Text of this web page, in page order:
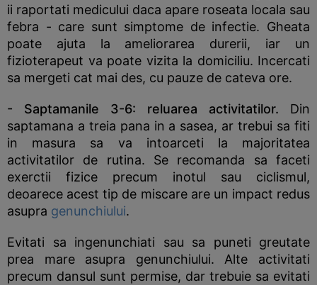
ii raportati medicului daca apare roseata locala sau
febra - care sunt simptome de infectie. Gheata
poate ajuta la ameliorarea durerii, iar un
fizioterapeut va poate vizita la domiciliu. Incercati
sa mergeti cat mai des, cu pauze de cateva ore.
- Saptamanile 3-6: reluarea activitatilor. Din
saptamana a treia pana in a sasea, ar trebui sa fiti
in masura sa va intoarceti la majoritatea
activitatilor de rutina. Se recomanda sa faceti
exerctii fizice precum inotul sau ciclismul,
deoarece acest tip de miscare are un impact redus
asupra genunchiului.
Evitati sa ingenunchiati sau sa puneti greutate
prea mare asupra genunchiului. Alte activitati
precum dansul sunt permise, dar trebuie sa evitati